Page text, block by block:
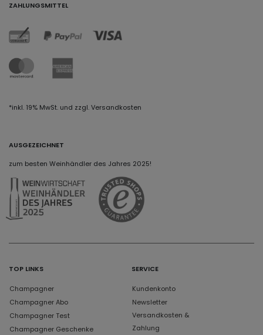
ZAHLUNGSMITTEL
*inkl. 19% MwSt. und zzgl. Versandkosten
AUSGEZEICHNET
zum besten Weinhändler des Jahres 2025!
TOP LINKS
Champagner
Champagner Abo
Champagner Test
Champagner Geschenke
SERVICE
Kundenkonto
Newsletter
Versandkosten &
Zahlung